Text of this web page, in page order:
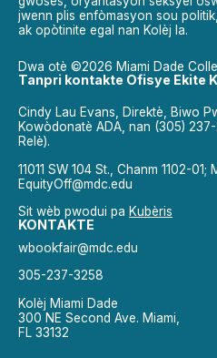
jwenn plis enfòmasyon sou
ak opòtinite egal nan Kolèj la.
Dwa otè ©2026 Miami Dade
Tanpri kontakte Ofisye Ekite
Cindy Lau Evans, Direktè, Biwo
Kowòdonatè ADA, nan (305)
Relè).
11011 SW 104 St., Chanm 1102-01;
EquityOff@mdc.edu
Sit wèb pwodui pa Kubèris
KONTAKTE
wbookfair@mdc.edu
305-237-3258
Kolèj Miami Dade
300 NE Second Ave. Miami,
FL 33132